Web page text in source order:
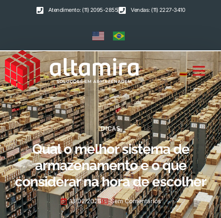
Atendimento: (11) 2095-2855 Vendas: (11) 2227-3410
DICAS
Qual o melhor sistema de
armazenamento e o que
considerar na hora de escolher
13/02/2025 Sem Comentários